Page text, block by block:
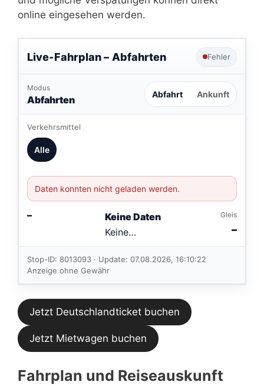
online eingesehen werden.
Live-Fahrplan – Abfahrten Fehler
Modus
Abfahrten Abfahrt Ankunft
Verkehrsmittel
Alle
Daten konnten nicht geladen werden.
–
Keine Daten
Keine
Verbindungen
im aktuellen
Feed.
Gleis
–
Stop-ID: 8013093 · Update: 07.08.2026, 16:10:22
Anzeige ohne Gewähr
Jetzt Deutschlandticket buchen
Jetzt Mietwagen buchen
Fahrplan und Reiseauskunft